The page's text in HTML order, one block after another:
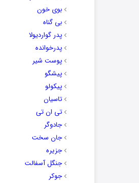
بوی خون
بی گناه
پدر گواردیولا
پدرخوانده
پوست شیر
پیشگو
پیکولو
تاسیان
تی ان تی
جادوگر
جان سخت
جزیره
جنگل آسفالت
جوکر